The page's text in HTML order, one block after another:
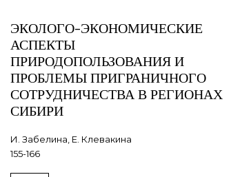
ЭКОЛОГО-ЭКОНОМИЧЕСКИЕ
АСПЕКТЫ
ПРИРОДОПОЛЬЗОВАНИЯ И
ПРОБЛЕМЫ ПРИГРАНИЧНОГО
СОТРУДНИЧЕСТВА В РЕГИОНАХ
СИБИРИ
И. Забелина, Е. Клевакина
155-166